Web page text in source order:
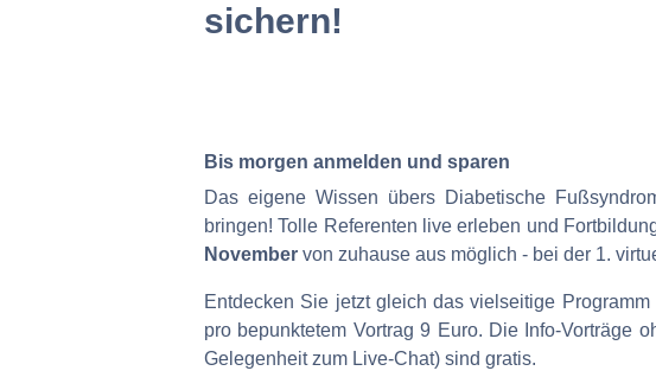
sichern!
Bis morgen anmelden und sparen
Das eigene Wissen übers Diabetische
bringen! Tolle Referenten live erleben und
November von zuhause aus möglich - bei der 1.
Entdecken Sie jetzt gleich das vielseitige
pro bepunktetem Vortrag 9 Euro. Die Info-Vorträge
Gelegenheit zum Live-Chat) sind gratis.